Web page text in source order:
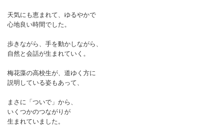
天気にも恵まれて、ゆるやかで
心地良い時間でした。
歩きながら、手を動かしながら、
自然と会話が生まれていく。
梅花藻の高校生が、道ゆく方に
説明している姿もあって、
まさに「ついで」から、
いくつかのつながりが
生まれていました。